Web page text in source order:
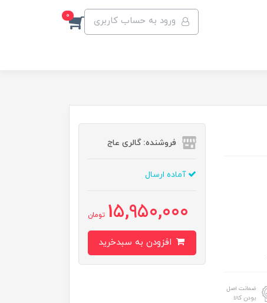
ورود به حساب کاربری 0
ضمانت اصل
بودن کالا
فروشنده: گالری عاج
آماده ارسال
15,950,000 تومان